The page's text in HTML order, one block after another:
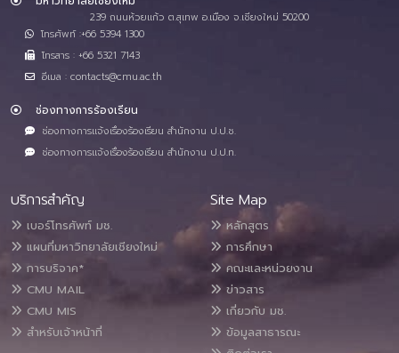
239 ถนนห้วยแก้ว ต.สุเทพ อ.เมือง จ.เชียงใหม่ 50200
โทรศัพท์ :+66 5394 1300
โทรสาร : +66 5321 7143
อีเมล : contacts@cmu.ac.th
ช่องทางการร้องเรียน
ช่องทางการแจ้งเรื่องร้องเรียน สำนักงาน ป.ป.ช.
ช่องทางการแจ้งเรื่องร้องเรียน สำนักงาน ป.ป.ท.
บริการสำคัญ
เบอร์โทรศัพท์ มช.
แผนที่มหาวิทยาลัยเชียงใหม่
การบริจาค*
CMU MAIL
CMU MIS
สำหรับเจ้าหน้าที่
Site Map
หลักสูตร
การศึกษา
คณะและหน่วยงาน
ข่าวสาร
เกี่ยวกับ มช.
ข้อมูลสาธารณะ